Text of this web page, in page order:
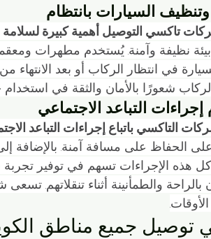
السيارات بانتظام
تاكسي التوصيل أهمية كبيرة لسلامة
نظيفة وآمنة. يُستخدم مطهرات
في انتظار الركاب أو بعد الانتهاء
شعورًا بالأمان والثقة في
إجراءات التباعد الاجتماعي
التاكسي باتباع إجراءات التباعد
الحفاظ على مسافة آمنة. بالإضافة
كل هذه الإجراءات تسهم في توفير
والطمأنينة أثناء تنقلاتهم. تسعى
جميع مناطق الكويت